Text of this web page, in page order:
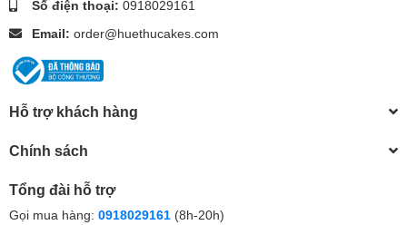
Số điện thoại: 0918029161
Email: order@huethucakes.com
Hỗ trợ khách hàng
Chính sách
Tổng đài hỗ trợ
Gọi mua hàng: 0918029161 (8h-20h)